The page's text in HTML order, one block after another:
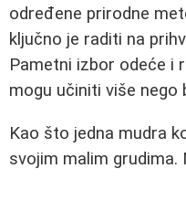
određene prirodne
ključno je raditi na
Pametni izbor odeće i
mogu učiniti više nego
Kao što jedna mudra
svojim malim grudima.